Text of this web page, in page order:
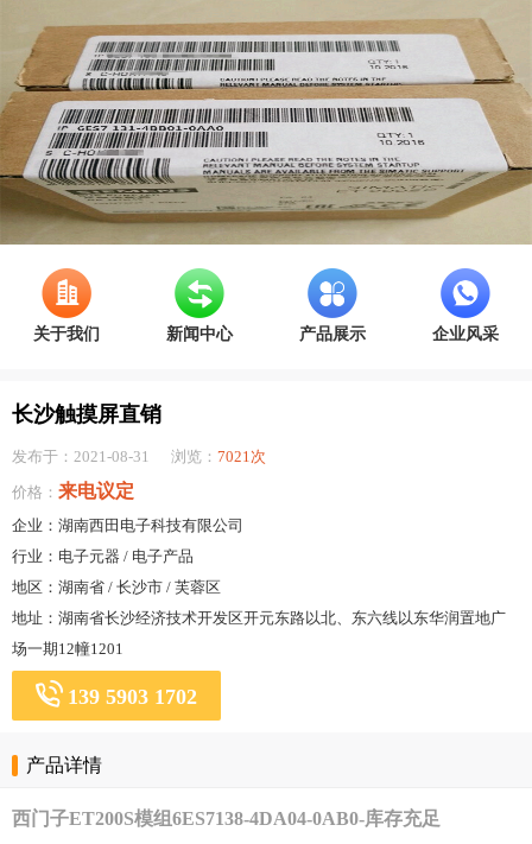
关于我们 新闻中心 产品展示 企业风采
长沙触摸屏直销
发布于：2021-08-31 浏览： 7021次
价格： 来电议定
企业：湖南西田电子科技有限公司
行业：电子元器 / 电子产品
地区：湖南省 / 长沙市 / 芙蓉区
地址：湖南省长沙经济技术开发区开元东路以北、东六线以东华润置地广
场一期12幢1201
139 5903 1702
产品详情
西门子ET200S模组6ES7138-4DA04-0AB0-库存充足